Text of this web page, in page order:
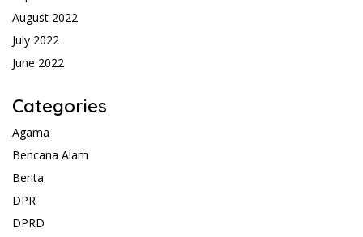
August 2022
July 2022
June 2022
Categories
Agama
Bencana Alam
Berita
DPR
DPRD